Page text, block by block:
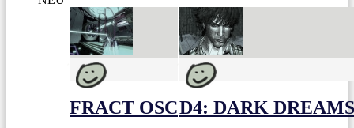
FRACT OSCD4: DARK